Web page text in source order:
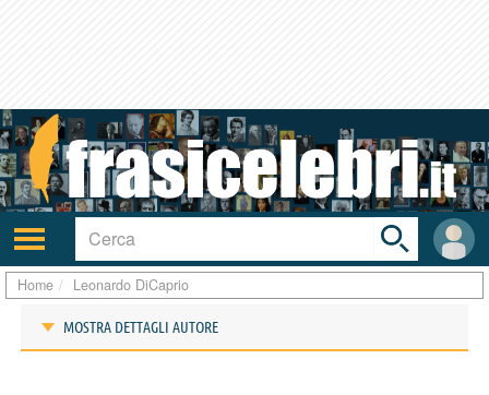
Attiva/disattiva
navigazione
User
area
Toggle
search
bar
Home Leonardo DiCaprio
MOSTRA DETTAGLI AUTORE